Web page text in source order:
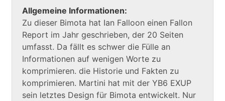
Allgemeine Informationen:
Zu dieser Bimota hat Ian Falloon einen Fallon
Report im Jahr geschrieben, der 20 Seiten
umfasst. Da fällt es schwer die Fülle an
Informationen auf wenigen Worte zu
komprimieren. die Historie und Fakten zu
komprimieren. Martini hat mit der YB6 EXUP
sein letztes Design für Bimota entwickelt. Nur